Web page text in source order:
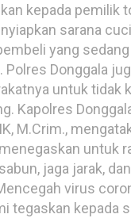
kepada pemilik
sarana
yang sedang
Polres Donggala
untuk tidak
Kapolres
M.Crim.,
untuk
jaga jarak,
virus
tegaskan kepada